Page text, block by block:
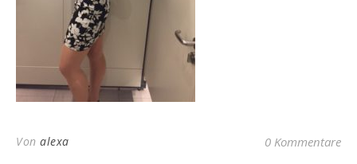
Von alexa 0 Kommentare